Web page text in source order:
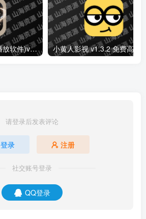
永久影视(免费影视播放软件)v1.1.8 解锁去广告纯净版
请登录后发表评论
登录 注册
社交账号登录
QQ登录